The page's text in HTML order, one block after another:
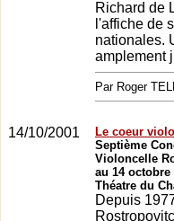
Richard de
l'affiche de
nationales.
amplement
Par Roger
14/10/2001
Le coeur
Septième
Violoncelle
au 14 octobre
Théatre du
Depuis